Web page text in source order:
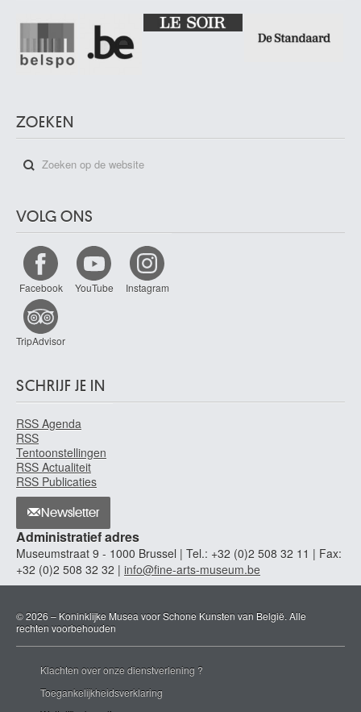
ZOEKEN
VOLG ONS
Facebook YouTube Instagram
TripAdvisor
SCHRIJF JE IN
RSS Agenda
RSS
Tentoonstellingen
RSS Actualiteit
RSS Publicaties
Newsletter
Administratief adres
Museumstraat 9 - 1000 Brussel | Tel.: +32 (0)2 508 32 11 | Fax:
+32 (0)2 508 32 32 | info@fine-arts-museum.be
© 2026 – Koninklijke Musea voor Schone Kunsten van België. Alle
rechten voorbehouden
Klachten over onze dienstverlening ?
Toegankelijkheidsverklaring